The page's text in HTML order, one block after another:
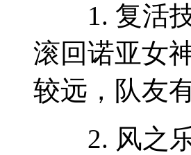
1. 复活技
滚回诺亚女
较远，队友
2. 风之乐